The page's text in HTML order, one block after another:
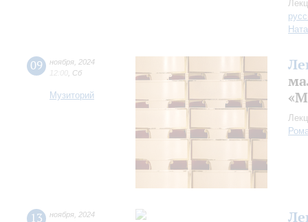
09 ноября 2024
12:00 Сб
Музиторий
13 ноября 2024